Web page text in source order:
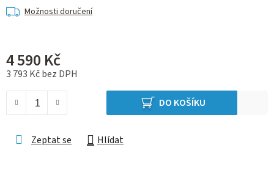
Možnosti doručení
4 590 Kč
3 793 Kč bez DPH
DO KOŠÍKU
Zeptat se Hlídat